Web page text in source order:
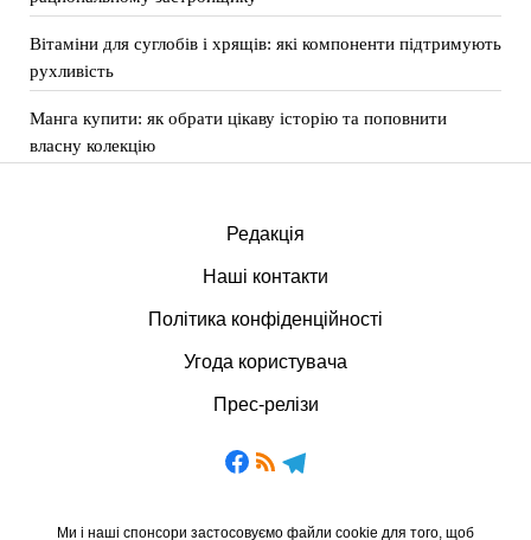
Вітаміни для суглобів і хрящів: які компоненти підтримують
рухливість
Манга купити: як обрати цікаву історію та поповнити
власну колекцію
Редакція
Наші контакти
Політика конфіденційності
Угода користувача
Прес-релізи
Ми і наші спонсори застосовуємо файли cookie для того, щоб